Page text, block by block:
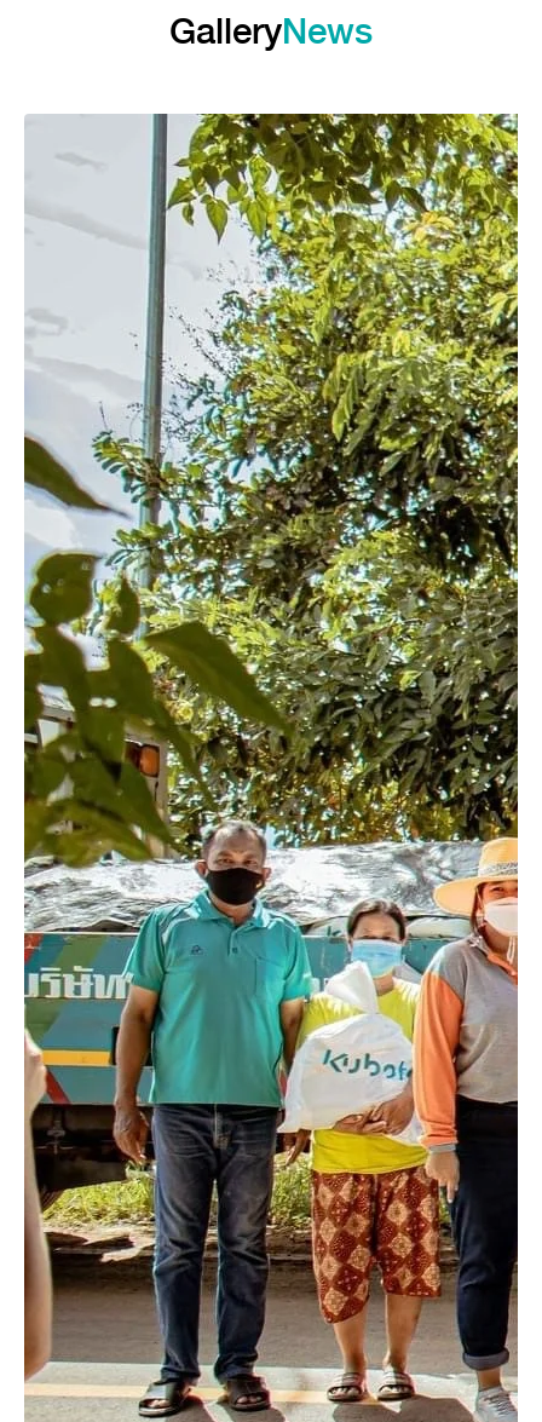
GalleryNews